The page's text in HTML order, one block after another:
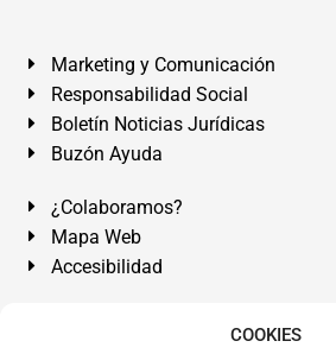
COOKIES
Marketing y Comunicación
Responsabilidad Social
Boletín Noticias Jurídicas
Buzón Ayuda
¿Colaboramos?
Mapa Web
Accesibilidad
Álvarez Abogados Tenerife:Calle